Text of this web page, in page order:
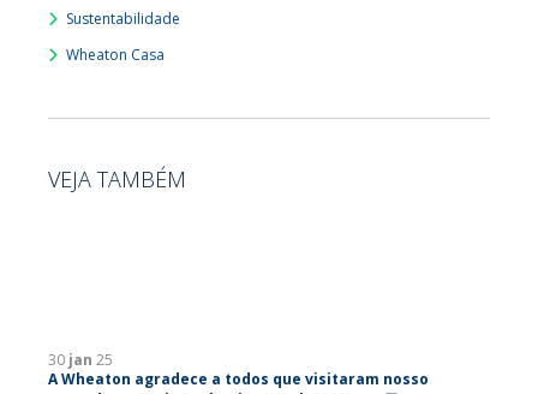
Sustentabilidade
Wheaton Casa
VEJA TAMBÉM
30 jan 25
A Wheaton agradece a todos que visitaram nosso